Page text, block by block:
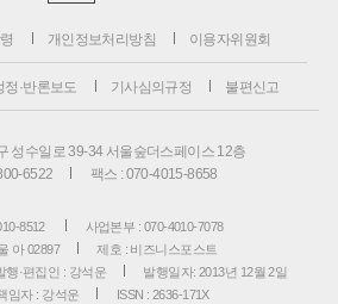
개인정보처리방침 이용자위원회
정·반론보도 기사심의규정 불편신고
성수일로 39-34 서울숲더스페이스 12층
6522
팩스 : 070-4015-8658
8512
사업본부 : 070-4010-7078
아 02897
제호 : 비즈니스포스트
행·편집인 : 강석운
발행일자: 2013년 12월 2일
임자 : 강석운
ISSN : 2636-171X